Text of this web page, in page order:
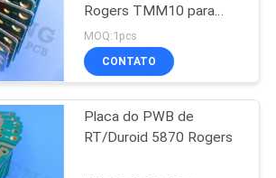
Rogers TMM10 para
polarizadores dielétricos
MOQ:1pcs
CONTATO
Placa do PWB de
RT/Duroid 5870 Rogers